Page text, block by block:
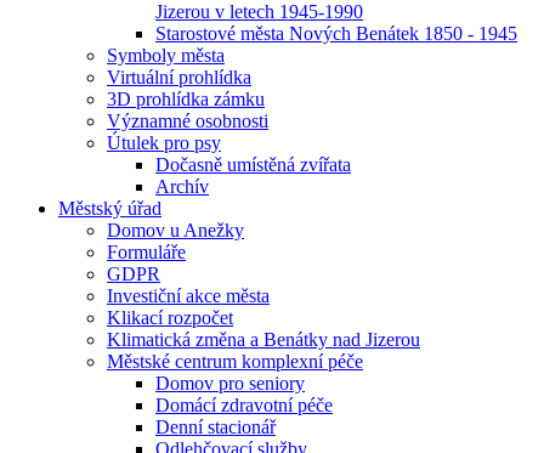
Jizerou v letech 1945-1990
Starostové města Nových Benátek 1850 - 1945
Symboly města
Virtuální prohlídka
3D prohlídka zámku
Významné osobnosti
Útulek pro psy
Dočasně umístěná zvířata
Archív
Městský úřad
Domov u Anežky
Formuláře
GDPR
Investiční akce města
Klikací rozpočet
Klimatická změna a Benátky nad Jizerou
Městské centrum komplexní péče
Domov pro seniory
Domácí zdravotní péče
Denní stacionář
Odlehčovací služby